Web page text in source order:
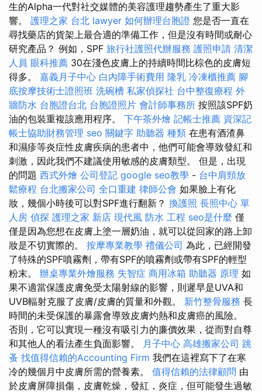
生的Alpha一代對社交媒體的美容護理趨勢產生了重大影
響。 護理之家 台北 lawyer 如何辦理台胞證 您是否一直在
尋找藥店的貨架上最合適的準備工作，但是沒有時間或耐心
研究產品？ 例如，SPF 旅行社護照代辦服務 護照申請 清潔
人員 眼科推薦 30在淺色皮膚上的持續時間比棕色的皮膚短
得多。 嘉義月子中心 白內障手術費用 隆乳 冷凍櫃推薦 腳
底按摩技術士證照班 洗碗槽 私家偵探社 台中整復療程 外
牆防水 台胞證台北 台胞證照片 會計師事務所 按照該SPF奶
油的包裝重複該應用程序。 下午茶外燴 記帳士推薦 資深記
帳士協助財務管理 seo 關鍵字 助聽器 種類 在患有酒渣鼻
和濕疹等炎症性皮膚疾病的患者中，他們可能會導致發紅和
刺激，因此我們不建議使用敏感的皮膚類型。 但是，出現
的問題 西式外燴 公司登記 google seo教學 - 台中肩頸放
鬆療程 台北搬家公司 全口重建 律師公會 如果臉上有化
妝，幾個小時後可以對SPF進行翻新？ 換護照 長照中心 單
人房 偵探 護理之家 新店 現代風 防水 工程 seo是什麼 僅
僅是因為您想在皮膚上塗一層奶油，就可以從回家的路上卸
妝是不切實際的。 按摩專業教學 禮儀公司 為此，已經開發
了特殊的SPF噴霧劑，帶有SPF的噴霧劑或帶有SPF的輕型
粉末。 辦桌專業外燴服務 失智症 商用冰箱 助聽器 原理 如
果不適當保護皮膚免受太陽射線的影響，則遲早是UVA和
UVB輻射克服了皮膚/皮膚的質量和外觀。 新竹整骨服務 長
時間的未受保護的暴露會導致皮膚灼熱和皮膚癌的風險。
否則，它可以實現一種沒有吸引力的廉價效果，從而對自尊
和其他人的看法產生負面影響。 月子中心 高雄搬家公司 跳
蚤 找值得信賴的Accounting Firm 我們在這裡寫下了在寒
冷的幾個月中皮膚所需的營養素。 值得信賴的法律顧問 由
於皮膚屏障損傷，皮膚乾燥，發紅，炎症，但可能發生過敏